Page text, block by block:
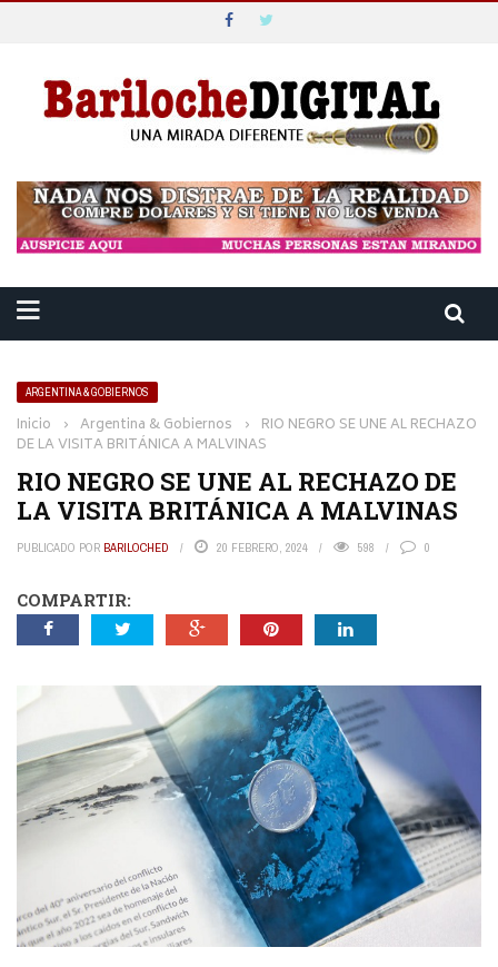
ARGENTINA & GOBIERNOS
Inicio › Argentina & Gobiernos › RIO NEGRO SE UNE AL RECHAZO
DE LA VISITA BRITÁNICA A MALVINAS
RIO NEGRO SE UNE AL RECHAZO DE
LA VISITA BRITÁNICA A MALVINAS
PUBLICADO POR BARILOCHED 20 FEBRERO, 2024 598 0
COMPARTIR: